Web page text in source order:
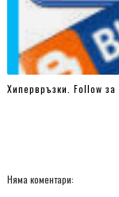
Хипервръзки. Follow
Няма коментари: